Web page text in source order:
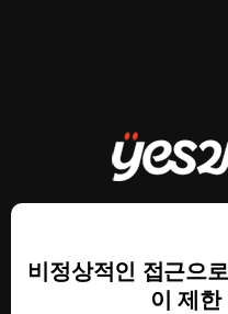
비정상적인 접근으
이 제한